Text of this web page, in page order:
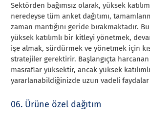
Sektörden bağımsız olarak, yüksek
neredeyse tüm anket dağıtımı,
zaman mantığını geride bırakmaktadır.
yüksek katılımlı bir kitleyi yönetmek,
işe almak, sürdürmek ve yönetmek için
stratejiler gerektirir. Başlangıçta
masraflar yüksektir, ancak yüksek
yararlanabildiğinizde uzun vadeli
06. Ürüne özel dağıtım